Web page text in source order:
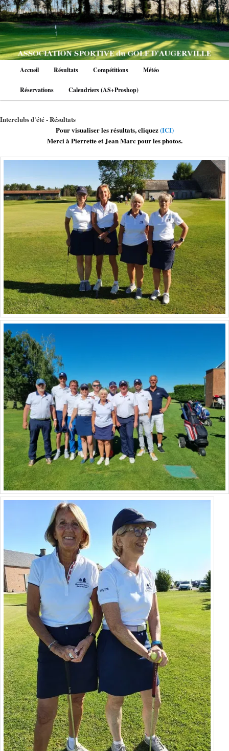
Aller
au
contenu
principal
Accueil Résultats Compétitions Météo
Réservations Calendriers (AS+Proshop)
Interclubs d'été - Résultats
Pour visualiser les résultats, cliquez(ICI)
Merci à Pierrette et Jean Marc pour les photos.